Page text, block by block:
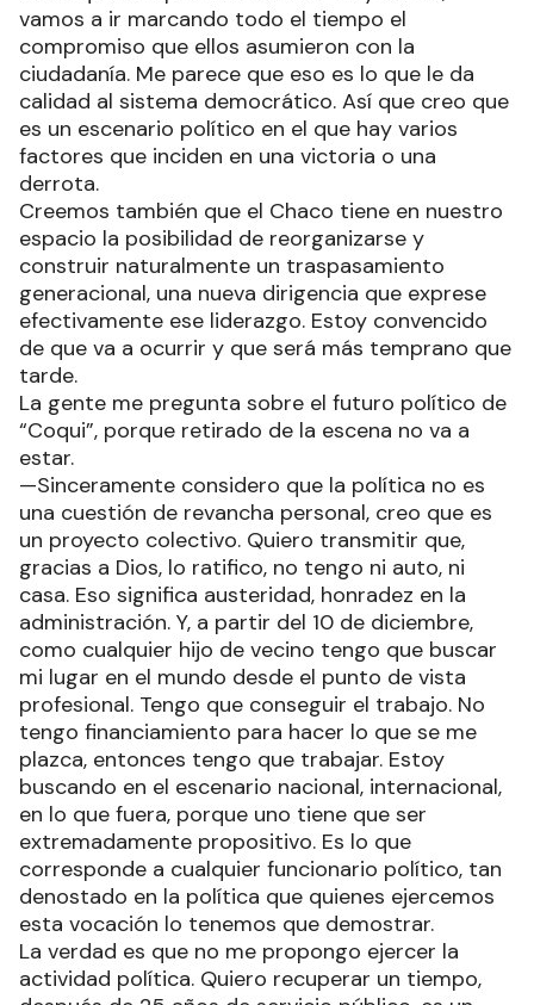
vamos a ir marcando todo el tiempo el
compromiso que ellos asumieron con la
ciudadanía. Me parece que eso es lo que le da
calidad al sistema democrático. Así que creo que
es un escenario político en el que hay varios
factores que inciden en una victoria o una
derrota.
Creemos también que el Chaco tiene en nuestro
espacio la posibilidad de reorganizarse y
construir naturalmente un traspasamiento
generacional, una nueva dirigencia que exprese
efectivamente ese liderazgo. Estoy convencido
de que va a ocurrir y que será más temprano que
tarde.
La gente me pregunta sobre el futuro político de
“Coqui”, porque retirado de la escena no va a
estar.
—Sinceramente considero que la política no es
una cuestión de revancha personal, creo que es
un proyecto colectivo. Quiero transmitir que,
gracias a Dios, lo ratifico, no tengo ni auto, ni
casa. Eso significa austeridad, honradez en la
administración. Y, a partir del 10 de diciembre,
como cualquier hijo de vecino tengo que buscar
mi lugar en el mundo desde el punto de vista
profesional. Tengo que conseguir el trabajo. No
tengo financiamiento para hacer lo que se me
plazca, entonces tengo que trabajar. Estoy
buscando en el escenario nacional, internacional,
en lo que fuera, porque uno tiene que ser
extremadamente propositivo. Es lo que
corresponde a cualquier funcionario político, tan
denostado en la política que quienes ejercemos
esta vocación lo tenemos que demostrar.
La verdad es que no me propongo ejercer la
actividad política. Quiero recuperar un tiempo,